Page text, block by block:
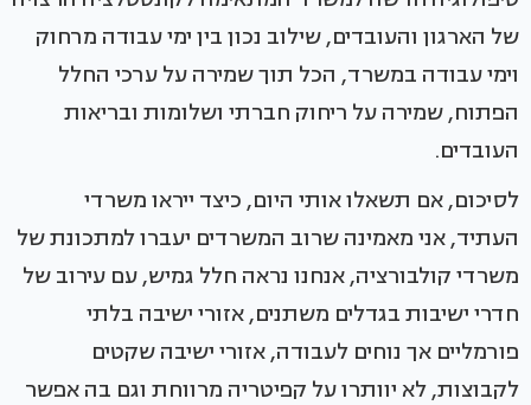
של הארגון והעובדים, שילוב נכון בין ימי עבודה מרחוק
וימי עבודה במשרד, הכל תוך שמירה על ערכי החלל
הפתוח, שמירה על ריחוק חברתי ושלומות ובריאות
העובדים.
לסיכום, אם תשאלו אותי היום, כיצד ייראו משרדי
העתיד, אני מאמינה שרוב המשרדים יעברו למתכונת של
משרדי קולבורציה, אנחנו נראה חלל גמיש, עם עירוב של
חדרי ישיבות בגדלים משתנים, אזורי ישיבה בלתי
פורמליים אך נוחים לעבודה, אזורי ישיבה שקטים
לקבוצות, לא יוותרו על קפיטריה מרווחת וגם בה אפשר